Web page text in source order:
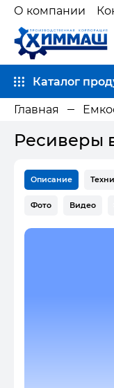
О компании
Каталог
Главная
Ресиверы
Описание
Фото Видео